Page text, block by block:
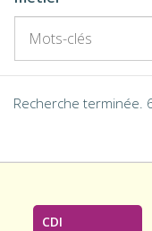
Recherche terminée.
CDI